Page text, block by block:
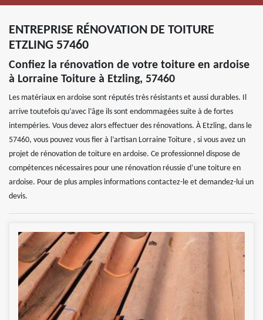
ENTREPRISE RÉNOVATION DE TOITURE
ETZLING 57460
Confiez la rénovation de votre toiture en ardoise
à Lorraine Toiture à Etzling, 57460
Les matériaux en ardoise sont réputés très résistants et aussi durables. Il
arrive toutefois qu’avec l’âge ils sont endommagées suite à de fortes
intempéries. Vous devez alors effectuer des rénovations. À Etzling, dans le
57460, vous pouvez vous fier à l’artisan Lorraine Toiture , si vous avez un
projet de rénovation de toiture en ardoise. Ce professionnel dispose de
compétences nécessaires pour une rénovation réussie d’une toiture en
ardoise. Pour de plus amples informations contactez-le et demandez-lui un
devis.